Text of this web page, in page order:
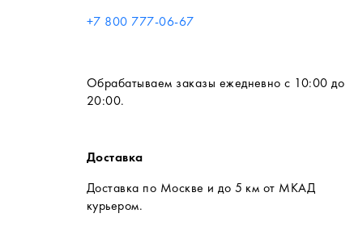
+7 800 777-06-67
Обрабатываем заказы ежедневно с 10:00 до
20:00.
Доставка
Доставка по Москве и до 5 км от МКАД
курьером.